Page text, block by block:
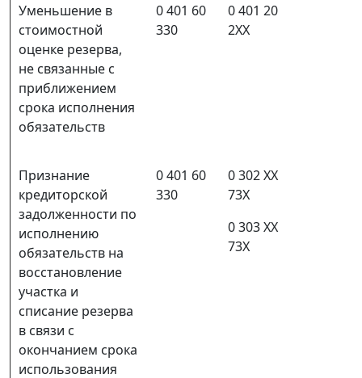
Уменьшение в
стоимостной
оценке резерва,
не связанные с
приближением
срока исполнения
обязательств
0 401 60
330
0 401 20
2ХХ
Признание
кредиторской
задолженности по
исполнению
обязательств на
восстановление
участка и
списание резерва
в связи с
окончанием срока
использования
0 401 60
330
0 302 ХХ
73Х
0 303 ХХ
73Х